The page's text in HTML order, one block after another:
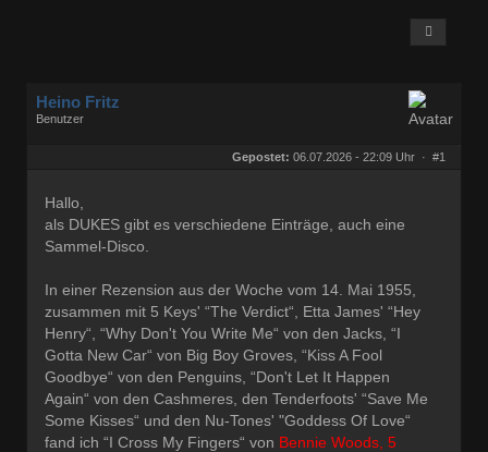
Heino Fritz
Benutzer
Gepostet: 06.07.2026 - 22:09 Uhr · #1
Hallo,
als DUKES gibt es verschiedene Einträge, auch eine
Sammel-Disco.
In einer Rezension aus der Woche vom 14. Mai 1955,
zusammen mit 5 Keys' “The Verdict“, Etta James' “Hey
Henry“, “Why Don't You Write Me“ von den Jacks, “I
Gotta New Car“ von Big Boy Groves, “Kiss A Fool
Goodbye“ von den Penguins, “Don't Let It Happen
Again“ von den Cashmeres, den Tenderfoots' “Save Me
Some Kisses“ und den Nu-Tones' "Goddess Of Love“
fand ich “I Cross My Fingers“ von Bennie Woods, 5